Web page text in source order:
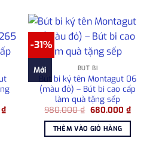
₫Giá
hiện
2.650.000 ₫.
-31%
Mới BÚT BI
Bút bi ký tên Montagut 06
(màu đỏ) – Bút bi cao cấp
làm quà tặng sếp
980.000₫ Giá
là:
980.000 ₫.
680.000 ₫Giá
hiện
THÊM VÀO GIỎ HÀNG